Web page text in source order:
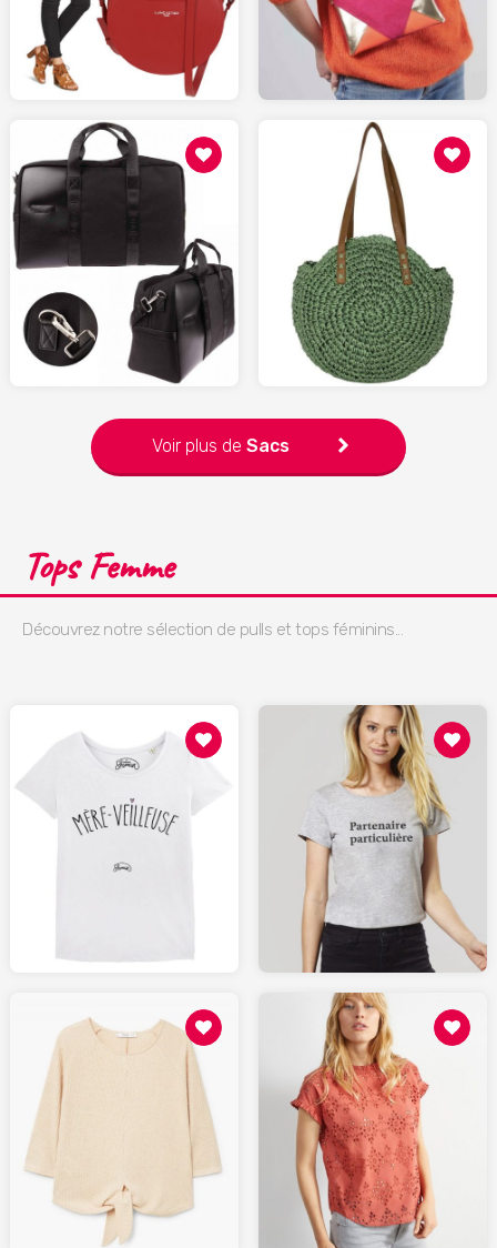
LAREDOUTE.fr ETSY.com
RUEDESHOMMES.com
20.00
LAREDOUTE.fr
Voir plus de Sacs
Tops Femme
Découvrez notre sélection de pulls et tops féminins...
29.00
MADAMETSHIRT.com
MANGO.com
29.00
CYRILLUS.com